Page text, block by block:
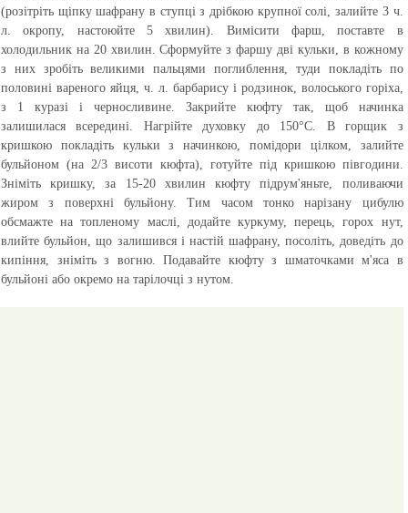
(розітріть щіпку шафрану в ступці з дрібкою крупної солі, залийте 3 ч.
л. окропу, настоюйте 5 хвилин). Вимісити фарш, поставте в
холодильник на 20 хвилин. Сформуйте з фаршу дві кульки, в кожному
з них зробіть великими пальцями поглиблення, туди покладіть по
половині вареного яйця, ч. л. барбарису і родзинок, волоського горіха,
з 1 куразі і черносливине. Закрийте кюфту так, щоб начинка
залишилася всередині. Нагрійте духовку до 150°С. В горщик з
кришкою покладіть кульки з начинкою, помідори цілком, залийте
бульйоном (на 2/3 висоти кюфта), готуйте під кришкою півгодини.
Зніміть кришку, за 15-20 хвилин кюфту підрум'яньте, поливаючи
жиром з поверхні бульйону. Тим часом тонко нарізану цибулю
обсмажте на топленому маслі, додайте куркуму, перець, горох нут,
влийте бульйон, що залишився і настій шафрану, посоліть, доведіть до
кипіння, зніміть з вогню. Подавайте кюфту з шматочками м'яса в
бульйоні або окремо на тарілочці з нутом.